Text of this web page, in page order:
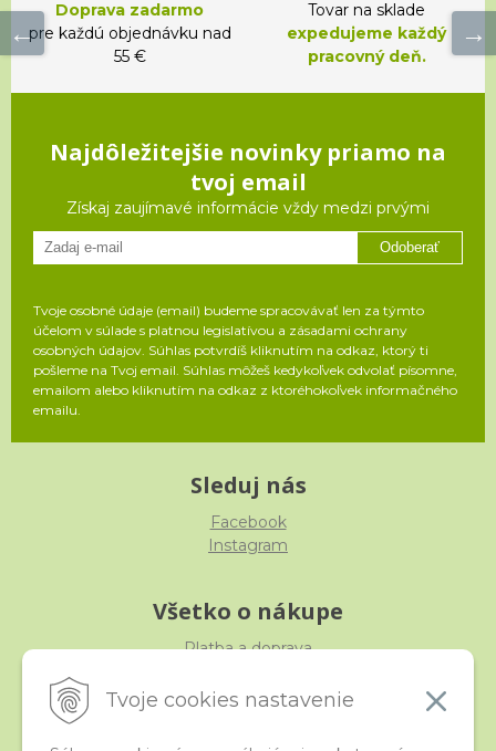
Tvoje cookies nastavenie
Doprava zadarmo
pre každú objednávku nad
55 €
Tovar na sklade
expedujeme každý
pracovný deň.
Najdôležitejšie novinky priamo na
tvoj email
Získaj zaujímavé informácie vždy medzi prvými
Odoberať
Tvoje osobné údaje (email) budeme spracovávať len za týmto
účelom v súlade s platnou legislatívou a zásadami ochrany
osobných údajov. Súhlas potvrdíš kliknutím na odkaz, ktorý ti
pošleme na Tvoj email. Súhlas môžeš kedykoľvek odvolať písomne,
emailom alebo kliknutím na odkaz z ktoréhokoľvek informačného
emailu.
Sleduj nás
Facebook
Instagram
Všetko o nákupe
Platba a doprava
Obchodné podmienky